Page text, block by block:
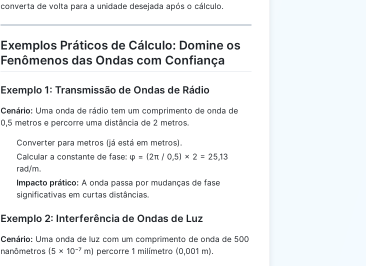
converta de volta para a unidade desejada após o cálculo.
Exemplos Práticos de Cálculo: Domine os
Fenômenos das Ondas com Confiança
Exemplo 1: Transmissão de Ondas de Rádio
Cenário: Uma onda de rádio tem um comprimento de onda de
0,5 metros e percorre uma distância de 2 metros.
Converter para metros (já está em metros).
Calcular a constante de fase: φ = (2π / 0,5) × 2 = 25,13
rad/m.
Impacto prático: A onda passa por mudanças de fase
significativas em curtas distâncias.
Exemplo 2: Interferência de Ondas de Luz
Cenário: Uma onda de luz com um comprimento de onda de 500
nanômetros (5 × 10⁻⁷ m) percorre 1 milímetro (0,001 m).